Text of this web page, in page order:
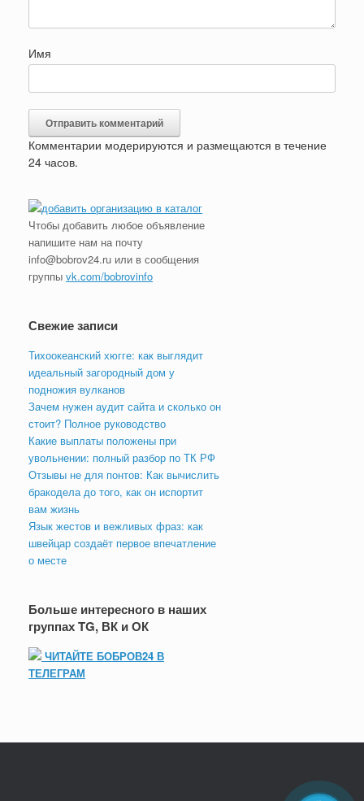
Имя
Комментарии модерируются и размещаются в течение
24 часов.
Чтобы добавить любое объявление
напишите нам на почту
info@bobrov24.ru или в сообщения
группы vk.com/bobrovinfo
Свежие записи
Тихоокеанский хюгге: как выглядит
идеальный загородный дом у
подножия вулканов
Зачем нужен аудит сайта и сколько он
стоит? Полное руководство
Какие выплаты положены при
увольнении: полный разбор по ТК РФ
Отзывы не для понтов: Как вычислить
бракодела до того, как он испортит
вам жизнь
Язык жестов и вежливых фраз: как
швейцар создаёт первое впечатление
о месте
Больше интересного в наших
группах TG, ВК и ОК
ЧИТАЙТЕ БОБРОВ24 В
ТЕЛЕГРАМ